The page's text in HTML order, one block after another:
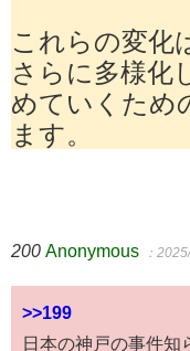
これらの変化
さらに多様化
めていくため
ます。
200 Anonymous ：
>>199
日本の神戸の事件知